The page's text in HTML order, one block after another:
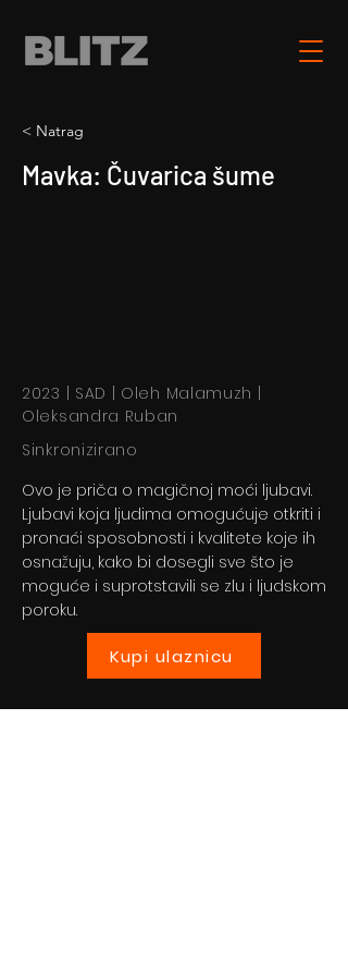
< Natrag
Mavka: Čuvarica šume
2023 | SAD | Oleh Malamuzh |
Oleksandra Ruban
Sinkronizirano
Ovo je priča o magičnoj moći ljubavi.
Ljubavi koja ljudima omogućuje otkriti i
pronaći sposobnosti i kvalitete koje ih
osnažuju, kako bi dosegli sve što je
moguće i suprotstavili se zlu i ljudskom
poroku.
Kupi ulaznicu